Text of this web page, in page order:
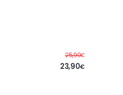
25,90€Before
23,90€